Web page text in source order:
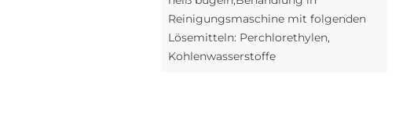
Reinigungsmaschine mit folgenden
Lösemitteln: Perchlorethylen,
Kohlenwasserstoffe